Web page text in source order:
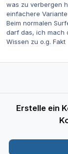
was zu verbergen
einfachere Variante
Beim normalen
darf das, ich mach
Wissen zu o.g. Fakt
Erstelle ein